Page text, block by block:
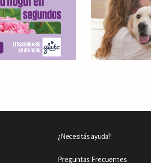
¿Necesitás ayuda?
Preguntas Frecuentes